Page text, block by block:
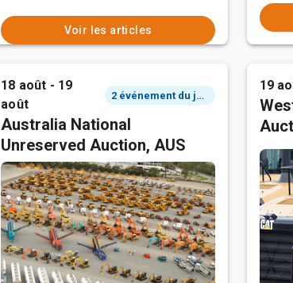
Voir les articles
18 août - 19
août
2 événement du jour
Australia National
Unreserved Auction, AUS
19